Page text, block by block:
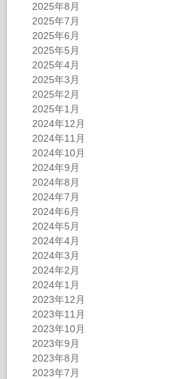
2025年8月
2025年7月
2025年6月
2025年5月
2025年4月
2025年3月
2025年2月
2025年1月
2024年12月
2024年11月
2024年10月
2024年9月
2024年8月
2024年7月
2024年6月
2024年5月
2024年4月
2024年3月
2024年2月
2024年1月
2023年12月
2023年11月
2023年10月
2023年9月
2023年8月
2023年7月